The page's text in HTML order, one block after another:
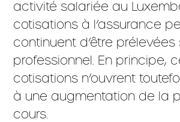
activité salariée au
cotisations à l’assurance
continuent d’être prélevées
professionnel. En principe,
cotisations n’ouvrent
à une augmentation de la
cours.